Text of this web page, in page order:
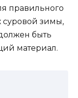
правильного
суровой зимы,
быть
материал.